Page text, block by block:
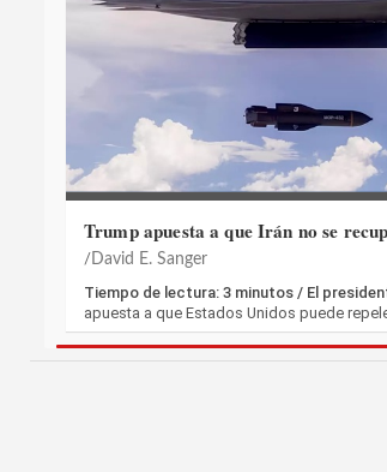
Trump apuesta a que Irán no se
David E. Sanger
Tiempo de lectura: 3 minutos / El
apuesta a que Estados Unidos puede